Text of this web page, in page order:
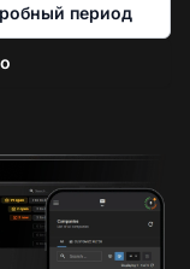
период